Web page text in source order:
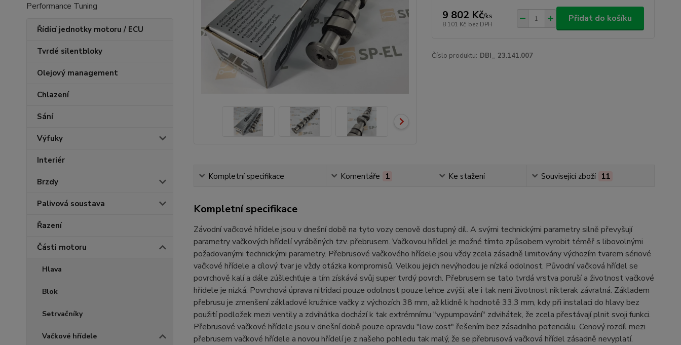
Performance Tuning
Řídící jednotky motoru / ECU
Tvrdé silentbloky
Olejový management
Chlazení
Sání
Výfuky
Interiér
Brzdy
Palivová soustava
Řazení
Části motoru
Hlava
Blok
Setrvačníky
Vačkové hřídele
9 802 Kč/ks
8 101 Kč bez DPH
Přidat do košíku
Číslo produktu: DBI_ 23.141.007
Kompletní specifikace Komentáře 1 Ke stažení Související zboží 11
Kompletní specifikace
Závodní vačkové hřídele jsou v dnešní době na tyto vozy cenově dostupný díl. A svými technickými parametry silně převyšují
parametry vačkových hřídelí vyráběných tzv. přebrusem. Vačkovou hřídel je možné tímto způsobem vyrobit téměř s libovolnými
požadovanými technickými parametry. Přebrusové vačkového hřídele jsou vždy zcela zásadně limitovány výchozím tvarem sériové
vačkové hřídele a cílový tvar je vždy otázka kompromisů. Velkou jejich nevýhodou je nízká odolnost. Původní vačková hřídel se
povrchově kalí a dále zúšlechťuje a tím získává svůj super tvrdý povrch. Přebrusem se tato tvrdá vrstva poruší a životnost vačkové
hřídele je nízká. Povrchová úprava nitridací pouze odolnost pouze lehce zvýší, ale i tak není životnost nikterak závratná. Základem
přebrusu je zmenšení základové kružnice vačky z výchozích 38 mm, až klidně k hodnotě 33,3 mm, kdy při instalaci do hlavy bez
použití podložek mezi ventily a zdvihátka dochází k tak extrémnímu "vypumpování" zdvihátek, že zcela přestávají plnit svoji funkci.
Přebrusové vačkové hřídele jsou v dnešní době pouze opravdu "low cost" řešením bez zásadního potenciálu. Cenový rozdíl mezi
přebrusem vačkové hřídele a novou hřídelí je z našeho pohledu tak malý, že se přebrusová vačková hřídel zásadně nevyplatí.